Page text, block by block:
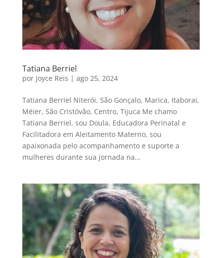
Tatiana Berriel
por Joyce Reis | ago 25, 2024
Tatiana Berriel Niterói, São Gonçalo, Marica, Itaborai,
Méier, São Cristóvão, Centro, Tijuca Me chamo
Tatiana Berriel, sou Doula, Educadora Perinatal e
Facilitadora em Aleitamento Materno, sou
apaixonada pelo acompanhamento e suporte a
mulheres durante sua jornada na...